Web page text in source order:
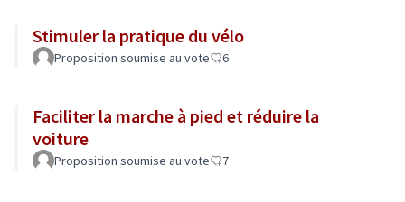
Stimuler la pratique du vélo
Proposition soumise au vote 6
Faciliter la marche à pied et réduire la
voiture
Proposition soumise au vote 7